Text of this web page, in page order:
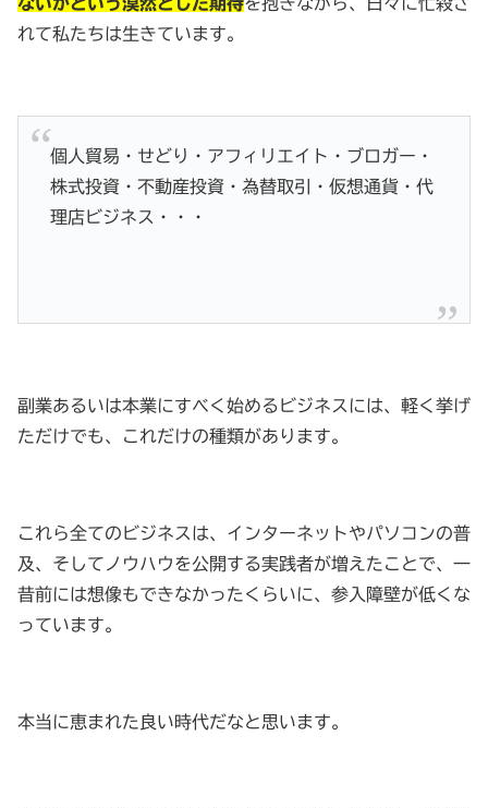
れて私たちは生きています。
個人貿易・せどり・アフィリエイト・ブロガー・
株式投資・不動産投資・為替取引・仮想通貨・代
理店ビジネス・・・
副業あるいは本業にすべく始めるビジネスには、軽く挙げ
ただけでも、これだけの種類があります。
これら全てのビジネスは、インターネットやパソコンの普
及、そしてノウハウを公開する実践者が増えたことで、一
昔前には想像もできなかったくらいに、参入障壁が低くな
っています。
本当に恵まれた良い時代だなと思います。